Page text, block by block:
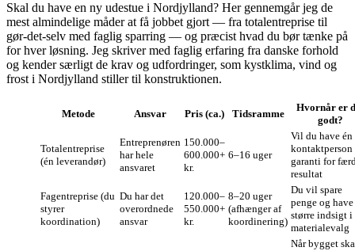
Skal du have en ny udestue i Nordjylland? Her gennemgår jeg de
mest almindelige måder at få jobbet gjort — fra totalentreprise til
gør‑det‑selv med faglig sparring — og præcist hvad du bør tænke på
for hver løsning. Jeg skriver med faglig erfaring fra danske forhold
og kender særligt de krav og udfordringer, som kystklima, vind og
frost i Nordjylland stiller til konstruktionen.
Metode Ansvar Pris (ca.) Tidsramme
Hvornår er
godt?
Totalentreprise
(én leverandør)
Entreprenøren
har hele
ansvaret
150.000–
600.000+
kr.
6–16 uger
Vil du have én
kontaktperson
garanti for
resultat
Fagentreprise (du
styrer
koordination)
Du har det
overordnede
ansvar
120.000–
550.000+
kr.
8–20 uger
(afhænger af
koordinering)
Du vil spare
penge og have
større indsigt i
materialevalg
Når bygget